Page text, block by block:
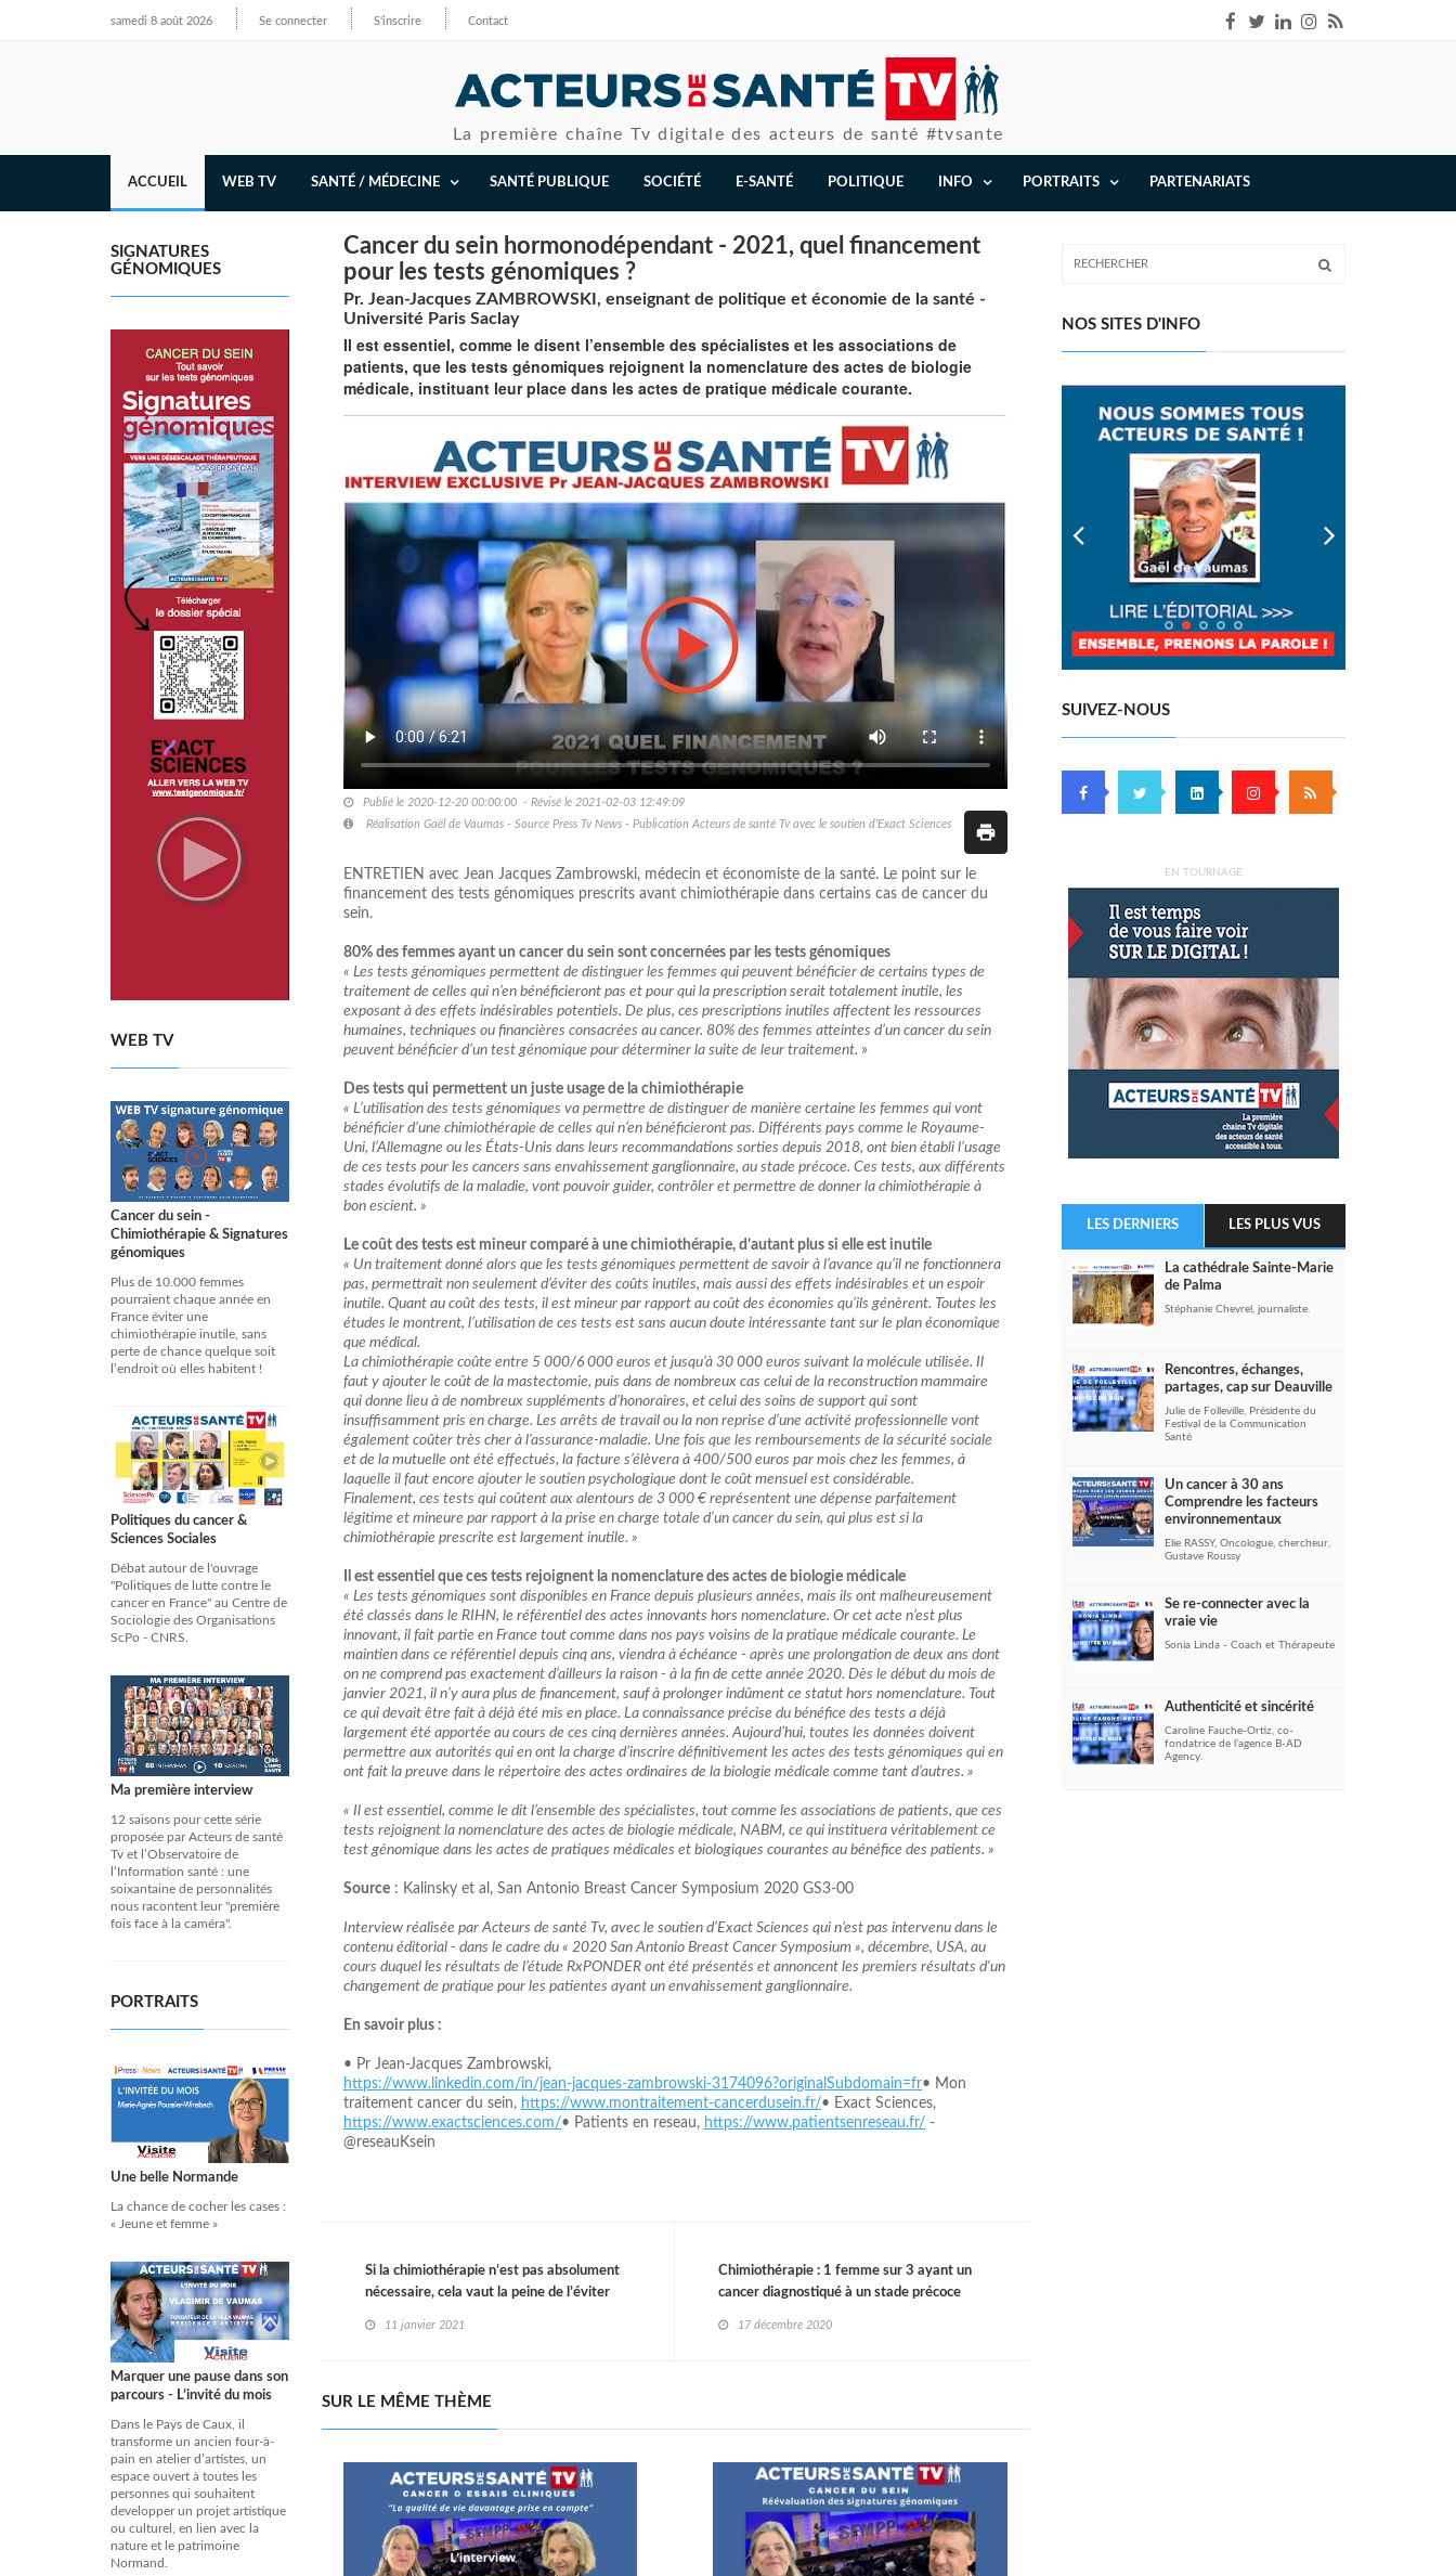
samedi 8 août 2026 Se connecter S'inscrire Contact
La première chaîne Tv digitale des acteurs de santé #tvsante
ACCUEIL WEB TV SANTÉ / MÉDECINE SANTÉ PUBLIQUE SOCIÉTÉ E-SANTÉ POLITIQUE INFO PORTRAITS PARTENARIATS
SIGNATURES
GÉNOMIQUES
WEB TV
Cancer du sein -
Chimiothérapie & Signatures
génomiques
Plus de 10.000 femmes
pourraient chaque année en
France éviter une
chimiothérapie inutile, sans
perte de chance quelque soit
l’endroit où elles habitent !
Politiques du cancer &
Sciences Sociales
Débat autour de l'ouvrage
"Politiques de lutte contre le
cancer en France" au Centre de
Sociologie des Organisations
ScPo - CNRS.
Ma première interview
12 saisons pour cette série
proposée par Acteurs de santé
Tv et l’Observatoire de
l’Information santé : une
soixantaine de personnalités
nous racontent leur "première
fois face à la caméra".
PORTRAITS
Une belle Normande
La chance de cocher les cases :
« Jeune et femme »
Marquer une pause dans son
parcours - L’invité du mois
Dans le Pays de Caux, il
transforme un ancien four-à-
pain en atelier d’artistes, un
espace ouvert à toutes les
personnes qui souhaitent
developper un projet artistique
ou culturel, en lien avec la
nature et le patrimoine
Normand.
Cancer du sein hormonodépendant - 2021, quel financement
pour les tests génomiques ?
Pr. Jean-Jacques ZAMBROWSKI, enseignant de politique et économie de la santé -
Université Paris Saclay
Il est essentiel, comme le disent l’ensemble des spécialistes et les associations de
patients, que les tests génomiques rejoignent la nomenclature des actes de biologie
médicale, instituant leur place dans les actes de pratique médicale courante.
Publié le 2020-12-20 00:00:00 - Révisé le 2021-02-03 12:49:09
Réalisation Gaël de Vaumas - Source Press Tv News - Publication Acteurs de santé Tv avec le soutien d’Exact Sciences
ENTRETIEN avec Jean Jacques Zambrowski, médecin et économiste de la santé. Le point sur le
financement des tests génomiques prescrits avant chimiothérapie dans certains cas de cancer du
sein.
80% des femmes ayant un cancer du sein sont concernées par les tests génomiques
« Les tests génomiques permettent de distinguer les femmes qui peuvent bénéficier de certains types de
traitement de celles qui n’en bénéficieront pas et pour qui la prescription serait totalement inutile, les
exposant à des effets indésirables potentiels. De plus, ces prescriptions inutiles affectent les ressources
humaines, techniques ou financières consacrées au cancer. 80% des femmes atteintes d’un cancer du sein
peuvent bénéficier d’un test génomique pour déterminer la suite de leur traitement. »
Des tests qui permettent un juste usage de la chimiothérapie
« L’utilisation des tests génomiques va permettre de distinguer de manière certaine les femmes qui vont
bénéficier d’une chimiothérapie de celles qui n’en bénéficieront pas. Différents pays comme le Royaume-
Uni, l’Allemagne ou les États-Unis dans leurs recommandations sorties depuis 2018, ont bien établi l’usage
de ces tests pour les cancers sans envahissement ganglionnaire, au stade précoce. Ces tests, aux différents
stades évolutifs de la maladie, vont pouvoir guider, contrôler et permettre de donner la chimiothérapie à
bon escient. »
Le coût des tests est mineur comparé à une chimiothérapie, d’autant plus si elle est inutile
« Un traitement donné alors que les tests génomiques permettent de savoir à l’avance qu’il ne fonctionnera
pas, permettrait non seulement d’éviter des coûts inutiles, mais aussi des effets indésirables et un espoir
inutile. Quant au coût des tests, il est mineur par rapport au coût des économies qu’ils génèrent. Toutes les
études le montrent, l’utilisation de ces tests est sans aucun doute intéressante tant sur le plan économique
que médical.
La chimiothérapie coûte entre 5 000/6 000 euros et jusqu’à 30 000 euros suivant la molécule utilisée. Il
faut y ajouter le coût de la mastectomie, puis dans de nombreux cas celui de la reconstruction mammaire
qui donne lieu à de nombreux suppléments d’honoraires, et celui des soins de support qui sont
insuffisamment pris en charge. Les arrêts de travail ou la non reprise d’une activité professionnelle vont
également coûter très cher à l’assurance-maladie. Une fois que les remboursements de la sécurité sociale
et de la mutuelle ont été effectués, la facture s’élèvera à 400/500 euros par mois chez les femmes, à
laquelle il faut encore ajouter le soutien psychologique dont le coût mensuel est considérable.
Finalement, ces tests qui coûtent aux alentours de 3 000 € représentent une dépense parfaitement
légitime et mineure par rapport à la prise en charge totale d’un cancer du sein, qui plus est si la
chimiothérapie prescrite est largement inutile. »
Il est essentiel que ces tests rejoignent la nomenclature des actes de biologie médicale
« Les tests génomiques sont disponibles en France depuis plusieurs années, mais ils ont malheureusement
été classés dans le RIHN, le référentiel des actes innovants hors nomenclature. Or cet acte n’est plus
innovant, il fait partie en France tout comme dans nos pays voisins de la pratique médicale courante. Le
maintien dans ce référentiel depuis cinq ans, viendra à échéance - après une prolongation de deux ans dont
on ne comprend pas exactement d’ailleurs la raison - à la fin de cette année 2020. Dès le début du mois de
janvier 2021, il n’y aura plus de financement, sauf à prolonger indûment ce statut hors nomenclature. Tout
ce qui devait être fait à déjà été mis en place. La connaissance précise du bénéfice des tests a déjà
largement été apportée au cours de ces cinq dernières années. Aujourd’hui, toutes les données doivent
permettre aux autorités qui en ont la charge d’inscrire définitivement les actes des tests génomiques qui en
ont fait la preuve dans le répertoire des actes ordinaires de la biologie médicale comme tant d’autres. »
« Il est essentiel, comme le dit l’ensemble des spécialistes, tout comme les associations de patients, que ces
tests rejoignent la nomenclature des actes de biologie médicale, NABM, ce qui instituera véritablement ce
test génomique dans les actes de pratiques médicales et biologiques courantes au bénéfice des patients. »
Source : Kalinsky et al, San Antonio Breast Cancer Symposium 2020 GS3-00
Interview réalisée par Acteurs de santé Tv, avec le soutien d’Exact Sciences qui n’est pas intervenu dans le
contenu éditorial - dans le cadre du « 2020 San Antonio Breast Cancer Symposium », décembre, USA, au
cours duquel les résultats de l’étude RxPONDER ont été présentés et annoncent les premiers résultats d'un
changement de pratique pour les patientes ayant un envahissement ganglionnaire.
En savoir plus :
• Pr Jean-Jacques Zambrowski,
https://www.linkedin.com/in/jean-jacques-zambrowski-3174096?originalSubdomain=fr• Mon
traitement cancer du sein, https://www.montraitement-cancerdusein.fr/• Exact Sciences,
https://www.exactsciences.com/• Patients en reseau, https://www.patientsenreseau.fr/ -
@reseauKsein
Chimiothérapie : 1 femme sur 3 ayant un
cancer diagnostiqué à un stade précoce
17 décembre 2020
Si la chimiothérapie n’est pas absolument
nécessaire, cela vaut la peine de l’éviter
11 janvier 2021
SUR LE MÊME THÈME
NOS SITES D'INFO
SUIVEZ-NOUS
EN TOURNAGE
LES DERNIERS LES PLUS VUS
La cathédrale Sainte-Marie
de Palma
Stéphanie Chevrel, journaliste.
Rencontres, échanges,
partages, cap sur Deauville
Julie de Folleville, Présidente du
Festival de la Communication
Santé
Un cancer à 30 ans
Comprendre les facteurs
environnementaux
Elie RASSY, Oncologue, chercheur,
Gustave Roussy
Se re-connecter avec la
vraie vie
Sonia Linda - Coach et Thérapeute
Authenticité et sincérité
Caroline Fauche-Ortiz, co-
fondatrice de l’agence B-AD
Agency.